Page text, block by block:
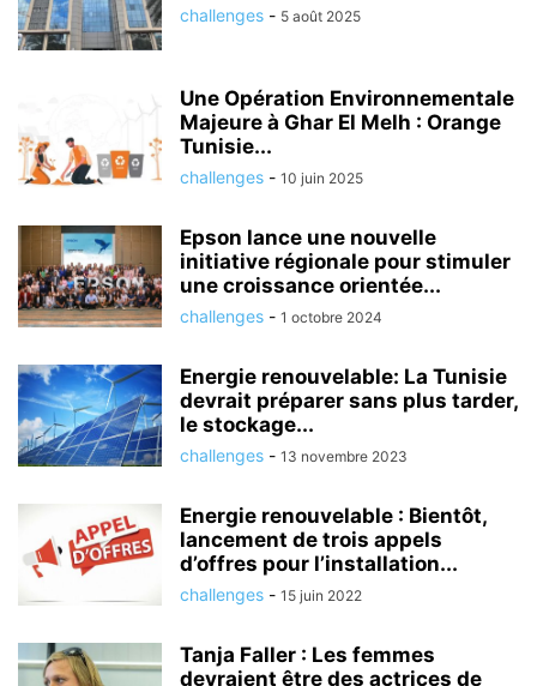
challenges - 5 août 2025
Une Opération Environnementale
Majeure à Ghar El Melh : Orange
Tunisie...
challenges - 10 juin 2025
Epson lance une nouvelle
initiative régionale pour stimuler
une croissance orientée...
challenges - 1 octobre 2024
Energie renouvelable: La Tunisie
devrait préparer sans plus tarder,
le stockage...
challenges - 13 novembre 2023
Energie renouvelable : Bientôt,
lancement de trois appels
d’offres pour l’installation...
challenges - 15 juin 2022
Tanja Faller : Les femmes
devraient être des actrices de